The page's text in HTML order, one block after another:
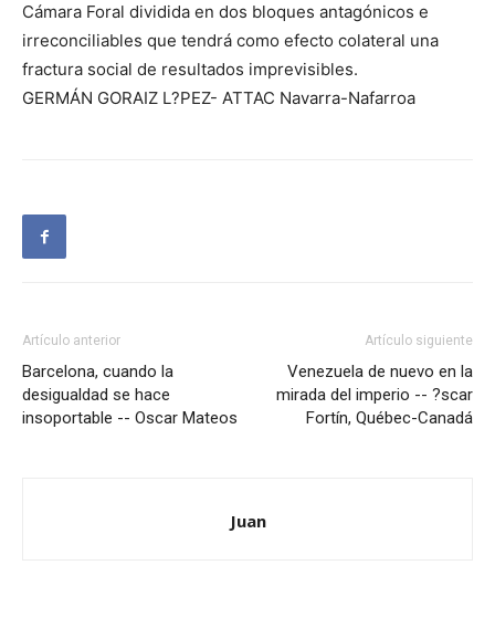
Cámara Foral dividida en dos bloques antagónicos e
irreconciliables que tendrá como efecto colateral una
fractura social de resultados imprevisibles.
GERMÁN GORAIZ L?PEZ- ATTAC Navarra-Nafarroa
Artículo anterior
Barcelona, cuando la
desigualdad se hace
insoportable -- Oscar Mateos
Artículo siguiente
Venezuela de nuevo en la
mirada del imperio -- ?scar
Fortín, Québec-Canadá
Juan